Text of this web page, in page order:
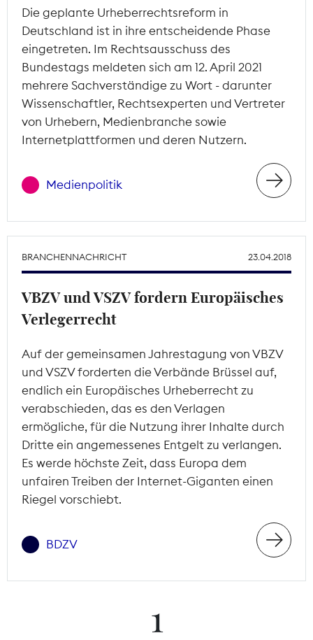
Die geplante Urheberrechtsreform in
Deutschland ist in ihre entscheidende Phase
eingetreten. Im Rechtsausschuss des
Bundestags meldeten sich am 12. April 2021
mehrere Sachverständige zu Wort - darunter
Wissenschaftler, Rechtsexperten und Vertreter
von Urhebern, Medienbranche sowie
Internetplattformen und deren Nutzern.
Medienpolitik
BRANCHENNACHRICHT 23.04.2018
VBZV und VSZV fordern Europäisches
Verlegerrecht
Auf der gemeinsamen Jahrestagung von VBZV
und VSZV forderten die Verbände Brüssel auf,
endlich ein Europäisches Urheberrecht zu
verabschieden, das es den Verlagen
ermögliche, für die Nutzung ihrer Inhalte durch
Dritte ein angemessenes Entgelt zu verlangen.
Es werde höchste Zeit, dass Europa dem
unfairen Treiben der Internet-Giganten einen
Riegel vorschiebt.
BDZV
1